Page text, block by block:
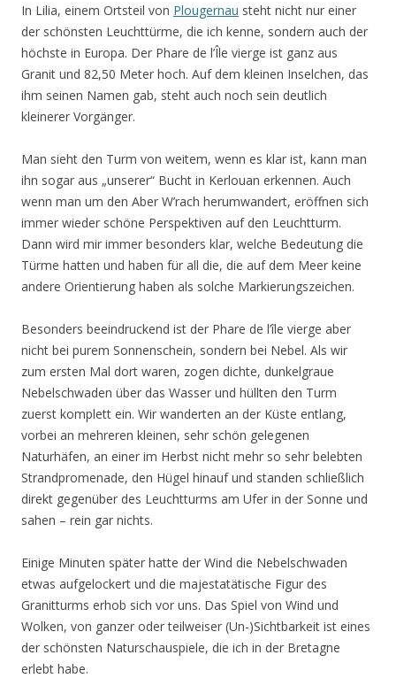
In Lilia, einem Ortsteil von Plougernau steht nicht nur einer
der schönsten Leuchttürme, die ich kenne, sondern auch der
höchste in Europa. Der Phare de l’Île vierge ist ganz aus
Granit und 82,50 Meter hoch. Auf dem kleinen Inselchen, das
ihm seinen Namen gab, steht auch noch sein deutlich
kleinerer Vorgänger.
Man sieht den Turm von weitem, wenn es klar ist, kann man
ihn sogar aus „unserer“ Bucht in Kerlouan erkennen. Auch
wenn man um den Aber W’rach herumwandert, eröffnen sich
immer wieder schöne Perspektiven auf den Leuchtturm.
Dann wird mir immer besonders klar, welche Bedeutung die
Türme hatten und haben für all die, die auf dem Meer keine
andere Orientierung haben als solche Markierungszeichen.
Besonders beeindruckend ist der Phare de l’île vierge aber
nicht bei purem Sonnenschein, sondern bei Nebel. Als wir
zum ersten Mal dort waren, zogen dichte, dunkelgraue
Nebelschwaden über das Wasser und hüllten den Turm
zuerst komplett ein. Wir wanderten an der Küste entlang,
vorbei an mehreren kleinen, sehr schön gelegenen
Naturhäfen, an einer im Herbst nicht mehr so sehr belebten
Strandpromenade, den Hügel hinauf und standen schließlich
direkt gegenüber des Leuchtturms am Ufer in der Sonne und
sahen – rein gar nichts.
Einige Minuten später hatte der Wind die Nebelschwaden
etwas aufgelockert und die majestatätische Figur des
Granitturms erhob sich vor uns. Das Spiel von Wind und
Wolken, von ganzer oder teilweiser (Un-)Sichtbarkeit ist eines
der schönsten Naturschauspiele, die ich in der Bretagne
erlebt habe.